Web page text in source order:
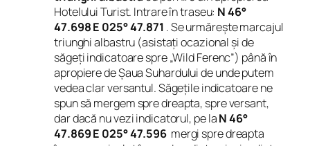
Hotelului Turist. Intrare în traseu: N 46°
47.698 E 025° 47.871 . Se urmărește marcajul
triunghi albastru (asistați ocazional și de
săgeți indicatoare spre „Wild Ferenc”) până în
apropiere deȘaua Suharduluide unde putem
vedea clar versantul. Săgețile indicatoare ne
spun să mergem spre dreapta, spre versant,
dar dacă nu vezi indicatorul, pe laN 46°
47.869 E 025° 47.596 mergi spre dreapta